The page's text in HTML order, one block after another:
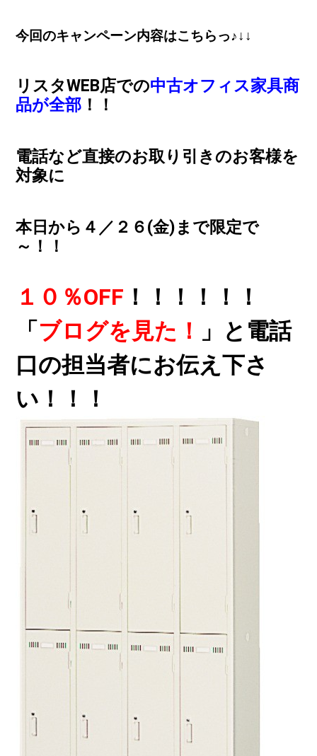
今回のキャンペーン内容はこちらっ♪↓↓
リスタWEB店での中古オフィス家具商
品が全部 ！！
電話など直接のお取り引きのお客様を
対象に
本日から４／２６(金)まで限定で
～！！
１０％OFF ！！！！！！
「ブログを見た！
」と電話
口の担当者にお伝え下さ
い！！！